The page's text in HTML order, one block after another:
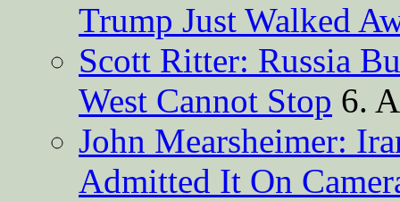
Trump Just Walked
Scott Ritter: Russia
West Cannot Stop 6.
John Mearsheimer:
Admitted It On